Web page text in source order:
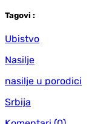
Tagovi :
Ubistvo
Nasilje
nasilje u porodici
Srbija